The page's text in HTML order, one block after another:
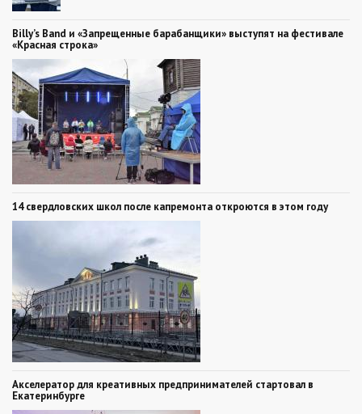
Billy’s Band и «Запрещенные барабанщики» выступят на фестивале
«Красная строка»
14 свердловских школ после капремонта откроются в этом году
Акселератор для креативных предпринимателей стартовал в
Екатеринбурге